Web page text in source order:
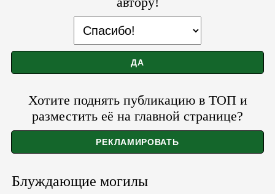
Хотите поднять публикацию в ТОП и
разместить её на главной странице?
Блуждающие могилы